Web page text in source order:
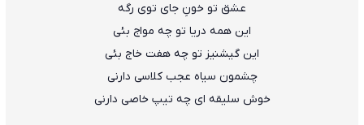
عشق تو خونِ جای توی رگه
این همه دریا تو چه مواج بئی
این گیشنیز تو چه هفت خاج بئی
چشمون سیاه عجب کلاسی دارنی
خوش سلیقه ای چه تیپ خاصی دارنی